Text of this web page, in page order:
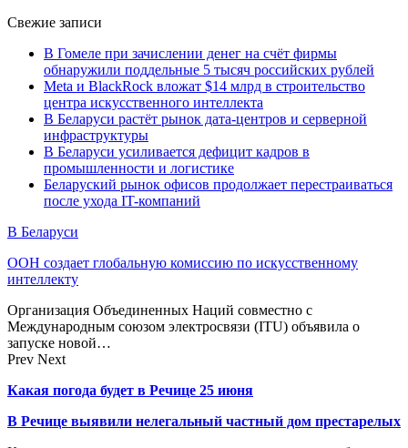
Свежие записи
В Гомеле при зачислении денег на счёт фирмы
обнаружили поддельные 5 тысяч российских рублей
Meta и BlackRock вложат $14 млрд в строительство
центра искусственного интеллекта
В Беларуси растёт рынок дата-центров и серверной
инфраструктуры
В Беларуси усиливается дефицит кадров в
промышленности и логистике
Беларуский рынок офисов продолжает перестраиваться
после ухода IT-компаний
В Беларуси
ООН создает глобальную комиссию по искусственному
интеллекту
Организация Объединенных Наций совместно с
Международным союзом электросвязи (ITU) объявила о
запуске новой…
Prev Next
Какая погода будет в Речице 25 июня
В Речице выявили нелегальный частный дом престарелых